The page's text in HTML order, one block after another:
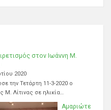
στον Ιωάννη Μ.
2020
την Τετάρτη 11-3-2020 ο
Μ. Λίτινας σε ηλικία…
Αμαριώτε